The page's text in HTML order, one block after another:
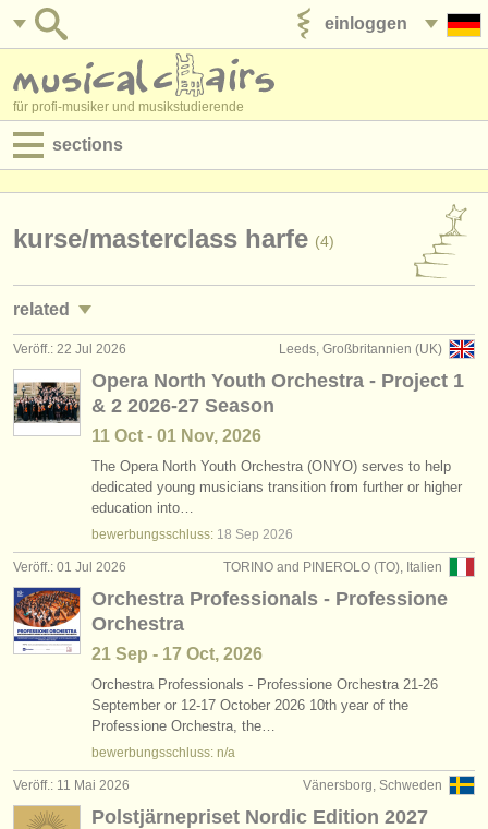
einloggen
für profi-musiker und musikstudierende
sections
jobs - verwaltung
degree courses
kurse
musikwettbewerbe
instrumentenverkauf
gestohlene instrumente
verzeichnisse:
orchester
musikhochschulen
jugendorchester
musicalchairs:
über musicalchairs
kurse/masterclass harfe (4)
related
jobs - aufführung: harfe
jobs - unterrichten: harfe (1)
degree courses: folk/
wettbewerb harfe (3)
harfe verloren (2)
Leeds, Großbritannien (UK)
Veröff.: 22 Jul 2026
Opera North Youth Orchestra - Project 1
& 2 2026-27 Season
11 Oct - 01 Nov, 2026
The Opera North Youth Orchestra (ONYO) serves to help
dedicated young musicians transition from further or higher
education into…
bewerbungsschluss: 18 Sep 2026
TORINO and PINEROLO (TO), Italien
Veröff.: 01 Jul 2026
Orchestra Professionals - Professione
Orchestra
21 Sep - 17 Oct, 2026
Orchestra Professionals - Professione Orchestra 21-26
September or 12-17 October 2026 10th year of the
Professione Orchestra, the…
bewerbungsschluss: n/a
Vänersborg, Schweden
Veröff.: 11 Mai 2026
Polstjärnepriset Nordic Edition 2027